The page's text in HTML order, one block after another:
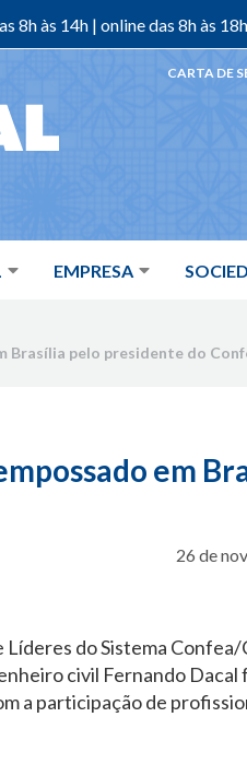
8h às 14h | online das 8h às 18h
EMPRESA
CARTA DE
Brasília pelo presidente do
em
26 de
Líderes do Sistema
civil Fernando
a participação de